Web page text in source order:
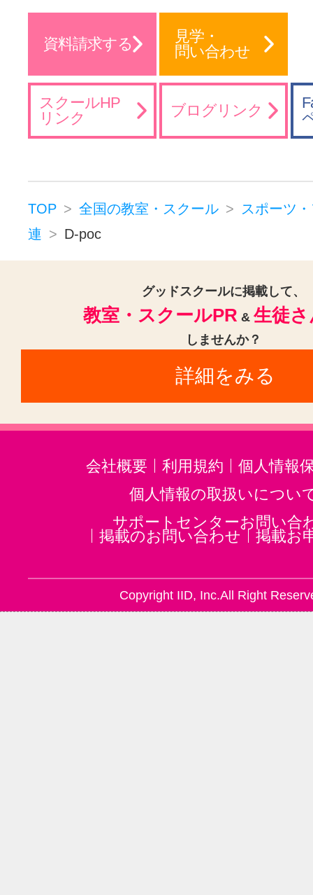
資料請求する
見学・
問い合わせ
スクールHP
リンク
ブログリンク
TOP 全国の教室・スクール
スポーツ
連
D-poc
グッドスクールに掲載して、
教室・スクールPR & 生徒
しませんか？
詳細をみる
会社概要 利用規約
個人情報
個人情報の取扱いについ
サポートセンターお問い合
掲載のお問い合わせ
掲載お
Copyright IID, Inc.All Right